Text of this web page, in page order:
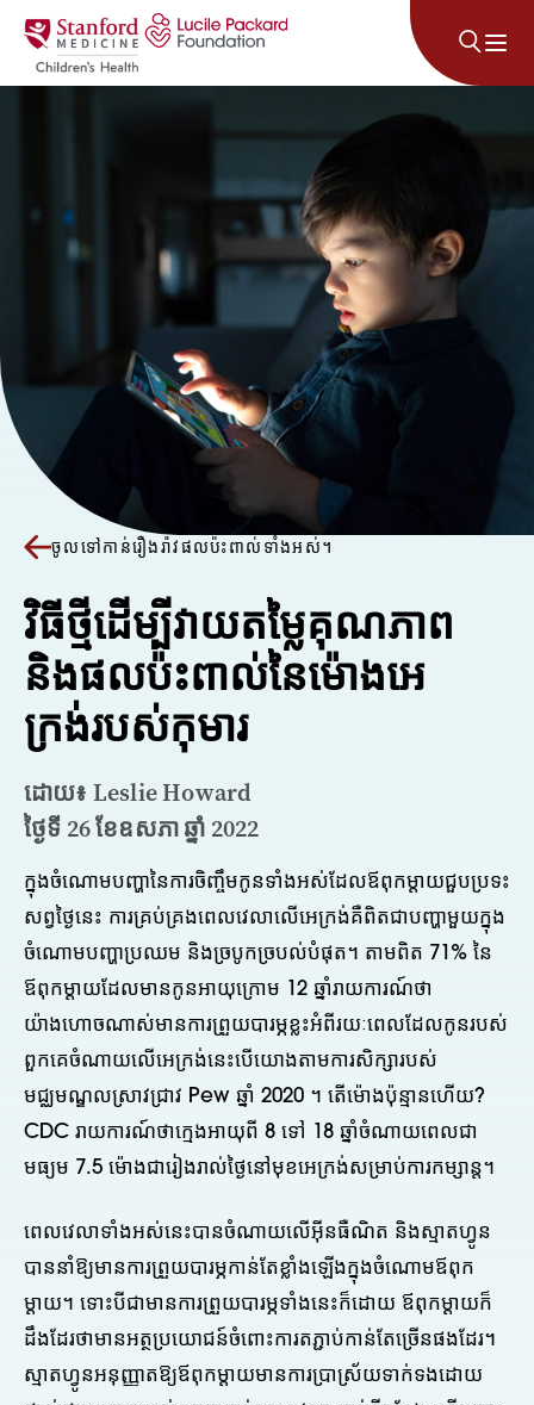
រំលងទៅមាតិកា
ចូលទៅកាន់រឿងរ៉ាវផលប៉ះពាល់ទាំងអស់។
វិធីថ្មីដើម្បីវាយតម្លៃគុណភាព
និងផលប៉ះពាល់នៃម៉ោងអេ
ក្រង់របស់កុមារ
ដោយ៖ Leslie Howard
ថ្ងៃទី 26 ខែឧសភា ឆ្នាំ 2022
ក្នុងចំណោមបញ្ហានៃការចិញ្ចឹមកូនទាំងអស់ដែលឪពុកម្តាយជួបប្រទះ
សព្វថ្ងៃនេះ ការគ្រប់គ្រងពេលវេលាលើអេក្រង់គឺពិតជាបញ្ហាមួយក្នុង
ចំណោមបញ្ហាប្រឈម និងច្របូកច្របល់បំផុត។ តាមពិត 71% នៃ
ឪពុកម្តាយដែលមានកូនអាយុក្រោម 12 ឆ្នាំរាយការណ៍ថា
យ៉ាងហោចណាស់មានការព្រួយបារម្ភខ្លះអំពីរយៈពេលដែលកូនរបស់
ពួកគេចំណាយលើអេក្រង់នេះបើយោងតាមការសិក្សារបស់
មជ្ឈមណ្ឌលស្រាវជ្រាវ Pew ឆ្នាំ 2020 ។ តើម៉ោងប៉ុន្មានហើយ?
CDC រាយការណ៍ថាក្មេងអាយុពី 8 ទៅ 18 ឆ្នាំចំណាយពេលជា
មធ្យម 7.5 ម៉ោងជារៀងរាល់ថ្ងៃនៅមុខអេក្រង់សម្រាប់ការកម្សាន្ត។
ពេលវេលាទាំងអស់នេះបានចំណាយលើអ៊ីនធឺណិត និងស្មាតហ្វូន
បាននាំឱ្យមានការព្រួយបារម្ភកាន់តែខ្លាំងឡើងក្នុងចំណោមឪពុក
ម្តាយ។ ទោះបីជាមានការព្រួយបារម្ភទាំងនេះក៏ដោយ ឪពុកម្តាយក៏
ដឹងដែរថាមានអត្ថប្រយោជន៍ចំពោះការតភ្ជាប់កាន់តែច្រើនផងដែរ។
ស្មាតហ្វូនអនុញ្ញាតឱ្យឪពុកម្តាយមានការប្រាស្រ័យទាក់ទងដោយ